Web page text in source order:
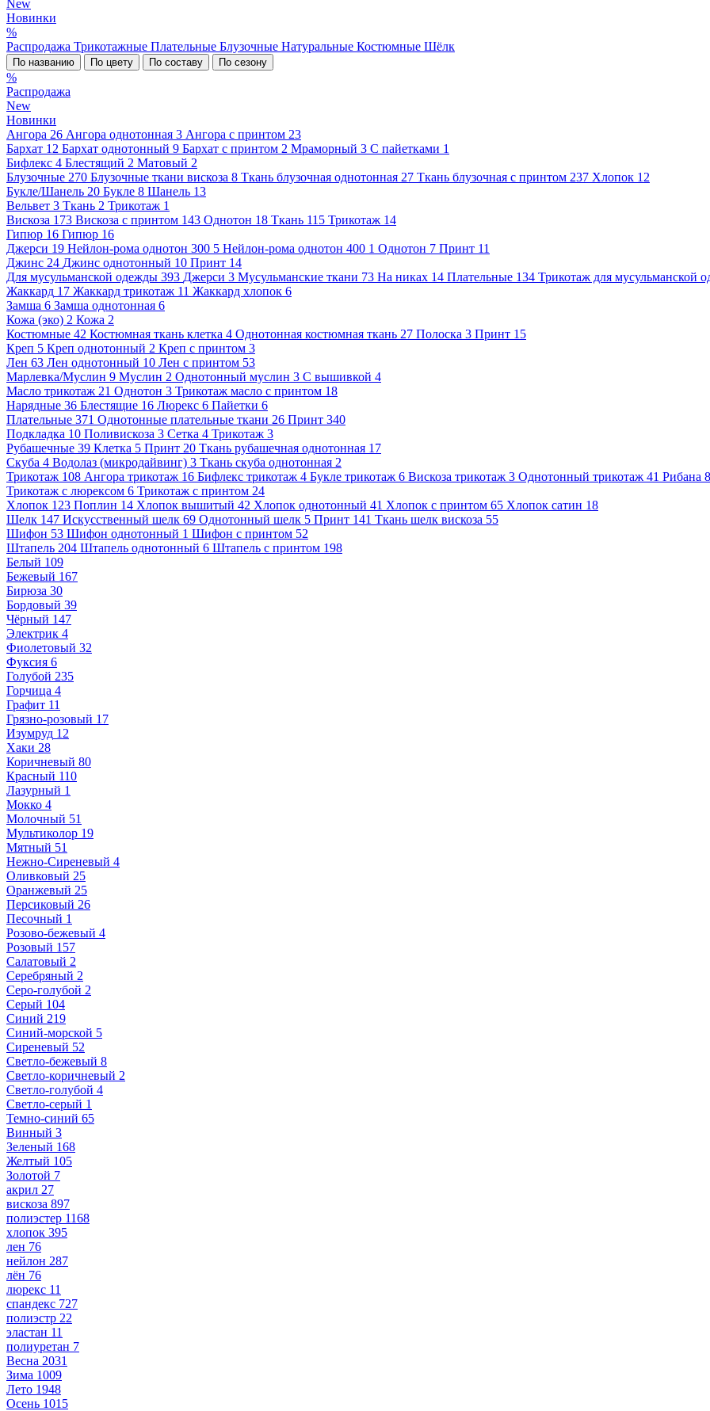
New
Новинки
%
Распродажа Трикотажные Плательные Блузочные Натуральные Костюмные Шёлк
По названию По цвету По составу По сезону
%
Распродажа
New
Новинки
Ангора 26 Ангора однотонная 3 Ангора с принтом 23
Бархат 12 Бархат однотонный 9 Бархат с принтом 2 Мраморный 3 С пайетками 1
Бифлекс 4 Блестящий 2 Матовый 2
Блузочные 270 Блузочные ткани вискоза 8 Ткань блузочная однотонная 27 Ткань блузочная с принтом 237 Хлопок 12
Букле/Шанель 20 Букле 8 Шанель 13
Вельвет 3 Ткань 2 Трикотаж 1
Вискоза 173 Вискоза с принтом 143 Однотон 18 Ткань 115 Трикотаж 14
Гипюр 16 Гипюр 16
Джерси 19 Нейлон-рома однотон 300 5 Нейлон-рома однотон 400 1 Однотон 7 Принт 11
Джинс 24 Джинс однотонный 10 Принт 14
Для мусульманской одежды 393 Джерси 3 Мусульманские ткани 73 На никах 14 Плательные 134 Трикотаж для мусульманской
Жаккард 17 Жаккард трикотаж 11 Жаккард хлопок 6
Замша 6 Замша однотонная 6
Кожа (эко) 2 Кожа 2
Костюмные 42 Костюмная ткань клетка 4 Однотонная костюмная ткань 27 Полоска 3 Принт 15
Креп 5 Креп однотонный 2 Креп с принтом 3
Лен 63 Лен однотонный 10 Лен с принтом 53
Марлевка/Муслин 9 Муслин 2 Однотонный муслин 3 С вышивкой 4
Масло трикотаж 21 Однотон 3 Трикотаж масло с принтом 18
Нарядные 36 Блестящие 16 Люрекс 6 Пайетки 6
Плательные 371 Однотонные плательные ткани 26 Принт 340
Подкладка 10 Поливискоза 3 Сетка 4 Трикотаж 3
Рубашечные 39 Клетка 5 Принт 20 Ткань рубашечная однотонная 17
Скуба 4 Водолаз (микродайвинг) 3 Ткань скуба однотонная 2
Трикотаж 108 Ангора трикотаж 16 Бифлекс трикотаж 4 Букле трикотаж 6 Вискоза трикотаж 3 Однотонный трикотаж 41 Рибана 8
Трикотаж с люрексом 6 Трикотаж с принтом 24
Хлопок 123 Поплин 14 Хлопок вышитый 42 Хлопок однотонный 41 Хлопок с принтом 65 Хлопок сатин 18
Шелк 147 Искусственный шелк 69 Однотонный шелк 5 Принт 141 Ткань шелк вискоза 55
Шифон 53 Шифон однотонный 1 Шифон с принтом 52
Штапель 204 Штапель однотонный 6 Штапель с принтом 198
Белый 109
Бежевый 167
Бирюза 30
Бордовый 39
Чёрный 147
Электрик 4
Фиолетовый 32
Фуксия 6
Голубой 235
Горчица 4
Графит 11
Грязно-розовый 17
Изумруд 12
Хаки 28
Коричневый 80
Красный 110
Лазурный 1
Мокко 4
Молочный 51
Мультиколор 19
Мятный 51
Нежно-Сиреневый 4
Оливковый 25
Оранжевый 25
Персиковый 26
Песочный 1
Розово-бежевый 4
Розовый 157
Салатовый 2
Серебряный 2
Серо-голубой 2
Серый 104
Синий 219
Синий-морской 5
Сиреневый 52
Светло-бежевый 8
Светло-коричневый 2
Светло-голубой 4
Светло-серый 1
Темно-синий 65
Винный 3
Зеленый 168
Желтый 105
Золотой 7
акрил 27
вискоза 897
полиэстер 1168
хлопок 395
лен 76
нейлон 287
лён 76
люрекс 11
спандекс 727
полиэстр 22
эластан 11
полиуретан 7
Весна 2031
Зима 1009
Лето 1948
Осень 1015